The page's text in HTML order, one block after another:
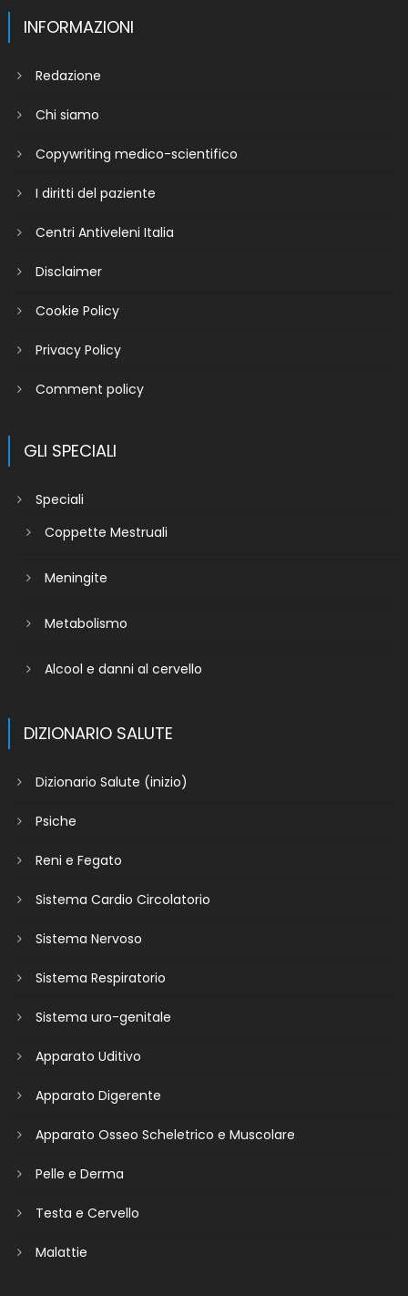
INFORMAZIONI
Redazione
Chi siamo
Copywriting medico-scientifico
I diritti del paziente
Centri Antiveleni Italia
Disclaimer
Cookie Policy
Privacy Policy
Comment policy
GLI SPECIALI
Speciali
Coppette Mestruali
Meningite
Metabolismo
Alcool e danni al cervello
DIZIONARIO SALUTE
Dizionario Salute (inizio)
Psiche
Reni e Fegato
Sistema Cardio Circolatorio
Sistema Nervoso
Sistema Respiratorio
Sistema uro-genitale
Apparato Uditivo
Apparato Digerente
Apparato Osseo Scheletrico e Muscolare
Pelle e Derma
Testa e Cervello
Malattie